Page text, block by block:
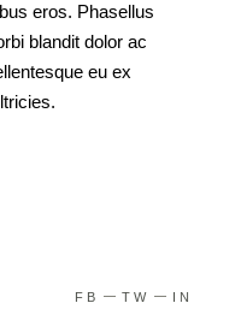
eros. Phasellus
blandit dolor ac
eu ex
FB TW IN